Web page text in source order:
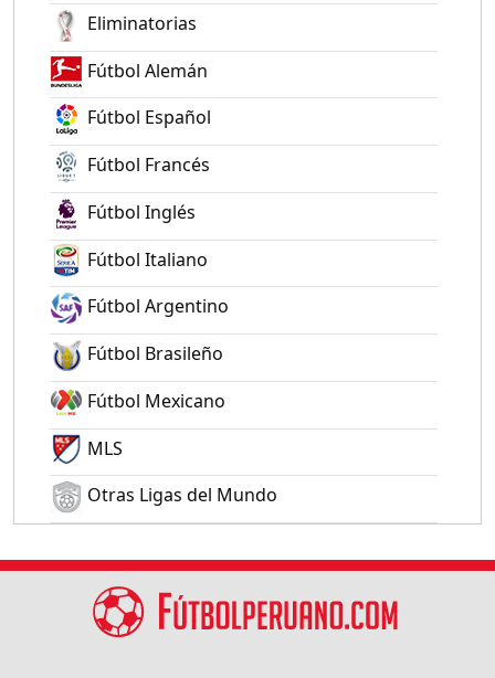
Eliminatorias
Fútbol Alemán
Fútbol Español
Fútbol Francés
Fútbol Inglés
Fútbol Italiano
Fútbol Argentino
Fútbol Brasileño
Fútbol Mexicano
MLS
Otras Ligas del Mundo